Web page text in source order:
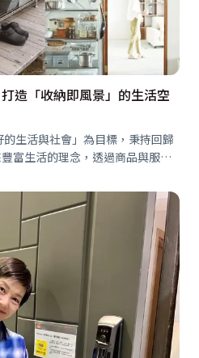
造「收納即風景」的生活空
生活與社會」為目標，秉持回歸
富生活的理念，透過商品與服